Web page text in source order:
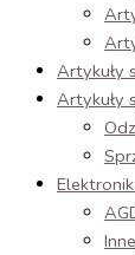
Artykuły
Artykuły
Inne